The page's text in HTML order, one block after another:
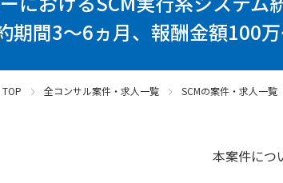
期間3～6ヵ月、報酬金額100
全コンサル案件・求人一覧 SCMの案件・求人一覧
本案件につ